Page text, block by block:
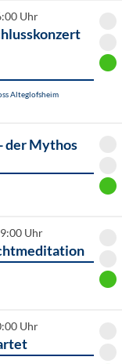
Uhr
Alteglofsheim
der Mythos
Uhr
Uhr